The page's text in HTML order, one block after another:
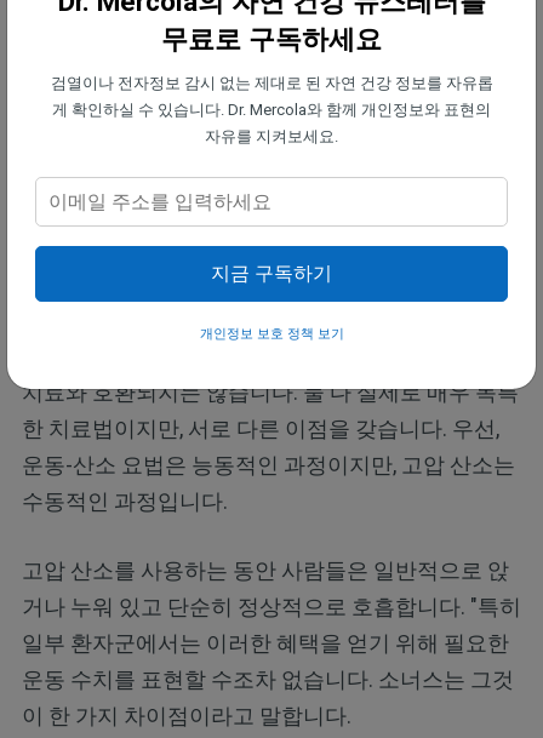
치료를 할 것을 제안합니다.
고압 산소 치료와 운동-산소 요법의 차이점
참고로, 많은 사람들이 고압 산소 치료와 혼동하는 유
사한 치료법이 있습니다. 운동-산소 요법(EWOT)은
'산소 요법과 운동의 병행(exercise with oxygen
therapy)'의 약어로, 일반적으로 운동 중 산소발생기
및 대용량 산소 충전 백 사용을 의미합니다.
치료와 호환되지는 않습니다. 둘 다 실제로 매우 독특
한 치료법이지만, 서로 다른 이점을 갖습니다. 우선,
운동-산소 요법은 능동적인 과정이지만, 고압 산소는
수동적인 과정입니다.
고압 산소를 사용하는 동안 사람들은 일반적으로 앉
거나 누워 있고 단순히 정상적으로 호흡합니다. "특히
일부 환자군에서는 이러한 혜택을 얻기 위해 필요한
운동 수치를 표현할 수조차 없습니다. 소너스는 그것
이 한 가지 차이점이라고 말합니다.
무료로 구독하세요
검열이나 전자정보 감시 없는 제대로 된 자연 건강 정보를 자유롭
게 확인하실 수 있습니다. Dr. Mercola와 함께 개인정보와 표현의
자유를 지켜보세요.
지금 구독하기
개인정보 보호 정책 보기